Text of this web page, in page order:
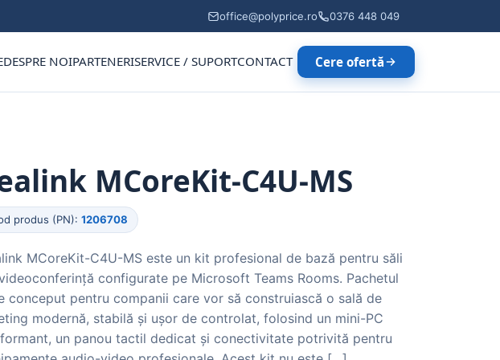
office@polyprice.ro 0376 448 049
DESPRE NOIPARTENERISERVICE / SUPORTCONTACT Cere ofertă
MCoreKit-C4U-MS
produs (PN): 1206708
MCoreKit-C4U-MS este un kit profesional de bază pentru săli
configurate pe Microsoft Teams Rooms. Pachetul
conceput pentru companii care vor să construiască o sală de
modernă, stabilă și ușor de controlat, folosind un mini-PC
un panou tactil dedicat și conectivitate potrivită pentru